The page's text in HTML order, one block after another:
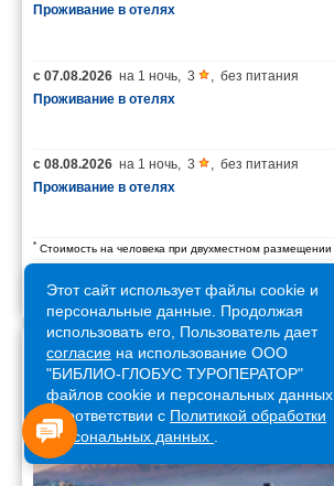
Проживание в отелях
с 07.08.2026 на 1 ночь 3
без питания
Проживание в отелях
с 08.08.2026 на 1 ночь 3
без питания
Проживание в отелях
* Стоимость на человека при двухместном размещении
Армения
Этот сайт использует файлы cookie и
персональные данные. Продолжая
использовать его, Пользователь дает
согласие на использование ООО
"БИБЛИО-ГЛОБУС ТУРОПЕРАТОР"
файлов cookie и персональных данных
в соответствии с Политикой обработки
персональных данных